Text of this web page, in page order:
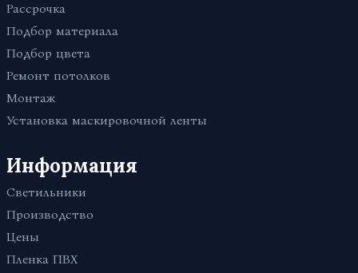
В спальню
На кухню
На балкон / на лоджию
Для дачи
3D
Двухуровневые
Со световыми линиями
Одноуровневые
Зеркальные
Рассрочка
Подбор материала
Подбор цвета
Ремонт потолков
Монтаж
Установка маскировочной ленты
Информация
Светильники
Производство
Цены
Пленка ПВХ